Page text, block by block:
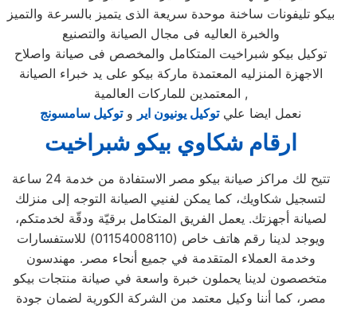
بيكو تليفونات ساخنة موحدة سريعة الذى يتميز بالسرعة والتميز
والخبرة العاليه فى مجال الصيانة والتصنيع
توكيل بيكو شبراخيت المتكامل والمخصص فى صيانة واصلاح
الاجهزة المنزليه المعتمدة ماركة بيكو على يد خبراء الصيانة
المعتمدين للماركات العالمية ,
نعمل ايضا عليتوكيل يونيون اير وتوكيل سامسونج
ارقام شكاوي بيكو شبراخيت
تتيح لك مراكز صيانة بيكو مصر الاستفادة من خدمة 24 ساعة
لتسجيل شكاويك، كما يمكن لفنيي الصيانة التوجه إلى منزلك
لصيانة أجهزتك. يعمل الفريق المتكامل برقيّة ودقّة لخدمتكم،
ويوجد لدينا رقم هاتف خاص (01154008110) للاستفسارات
وخدمة العملاء المتقدمة في جميع أنحاء مصر. مهندسون
متخصصون لدينا يحملون خبرة واسعة في صيانة منتجات بيكو
مصر، كما أننا وكيل معتمد من الشركة الكورية لضمان جودة